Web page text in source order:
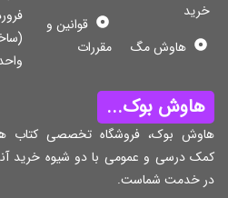
هاوش مگ
قوانین و
مقررات
واحد 3
بوک...
بوک، فروشگاه تخصصی کتاب های
درسی و عمومی با دو شیوه خرید
خدمت شماست.